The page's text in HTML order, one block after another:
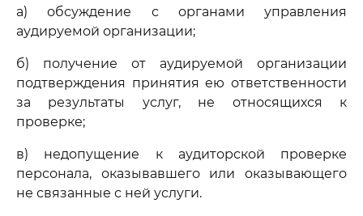
а) обсуждение с органами управления
аудируемой организации;
б) получение от аудируемой организации
подтверждения принятия ею ответственности
за результаты услуг, не относящихся к
проверке;
в) недопущение к аудиторской проверке
персонала, оказывавшего или оказывающего
не связанные с ней услуги.